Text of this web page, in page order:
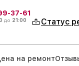
37-61
до 21:00 Статус
на ремонт